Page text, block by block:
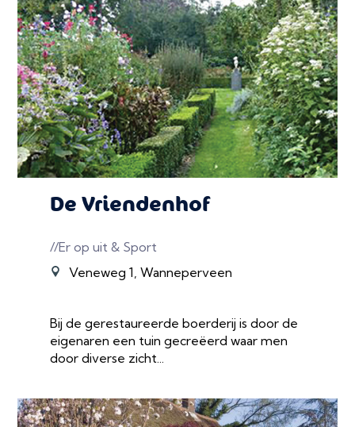
De Vriendenhof
//Er op uit & Sport
Veneweg 1, Wanneperveen
Bij de gerestaureerde boerderij is door de
eigenaren een tuin gecreëerd waar men
door diverse zicht...